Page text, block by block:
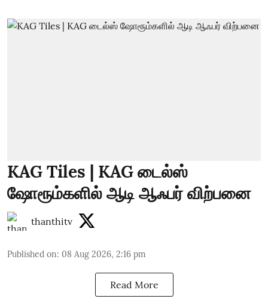
KAG Tiles | KAG டைல்ஸ்
ஷோரூம்களில் ஆடி ஆஃபர் விற்பனை
thanthitv
Published on: 08 Aug 2026, 2:16 pm
Read More